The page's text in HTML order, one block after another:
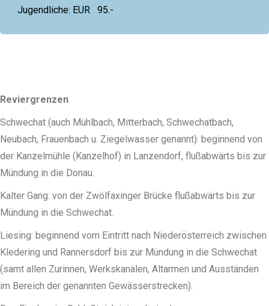
Jugendliche: EUR 95.-
Reviergrenzen
Schwechat (auch Mühlbach, Mitterbach, Schwechatbach,
Neubach, Frauenbach u. Ziegelwasser genannt): beginnend von
der Kanzelmühle (Kanzelhof) in Lanzendorf, flußabwärts bis zur
Mündung in die Donau.
Kalter Gang: von der Zwölfaxinger Brücke flußabwärts bis zur
Mündung in die Schwechat.
Liesing: beginnend vom Eintritt nach Niederösterreich zwischen
Kledering und Rannersdorf bis zur Mündung in die Schwechat
(samt allen Zurinnen, Werkskanälen, Altarmen und Ausständen
im Bereich der genannten Gewässerstrecken).